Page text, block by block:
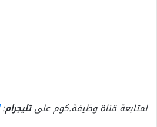
لمتابعة قناة وظيفة.كوم علىتليجرام: